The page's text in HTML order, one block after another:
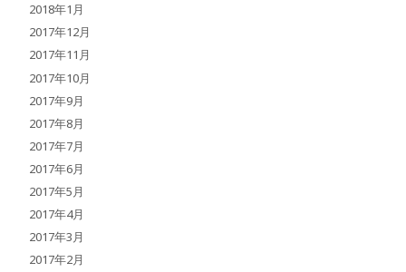
2018年1月
2017年12月
2017年11月
2017年10月
2017年9月
2017年8月
2017年7月
2017年6月
2017年5月
2017年4月
2017年3月
2017年2月